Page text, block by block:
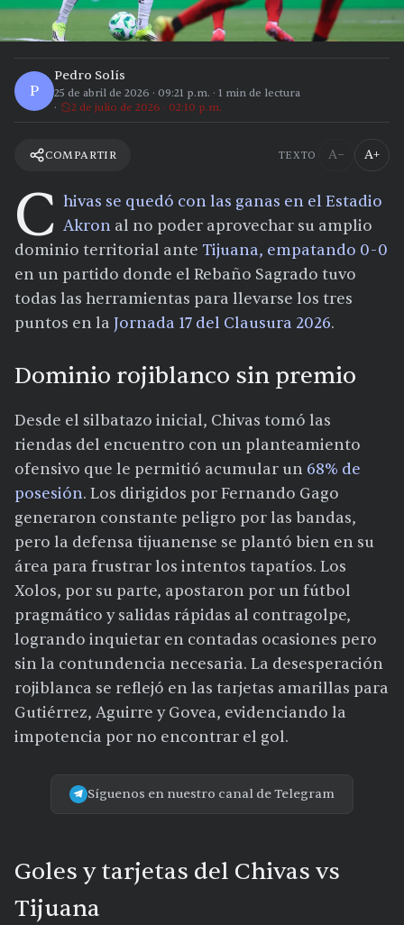
P
Pedro Solís
25 de abril de 2026 · 09:21 p.m. · 1 min de lectura
2 de julio de 2026 · 02:10 p.m.
COMPARTIR TEXTO A− A+
C hivas se quedó con las ganas en el Estadio
Akron al no poder aprovechar su amplio
dominio territorial ante Tijuana, empatando 0-0
en un partido donde el Rebaño Sagrado tuvo
todas las herramientas para llevarse los tres
puntos en la Jornada 17 del Clausura 2026.
Dominio rojiblanco sin premio
Desde el silbatazo inicial, Chivas tomó las
riendas del encuentro con un planteamiento
ofensivo que le permitió acumular un 68% de
posesión. Los dirigidos por Fernando Gago
generaron constante peligro por las bandas,
pero la defensa tijuanense se plantó bien en su
área para frustrar los intentos tapatíos. Los
Xolos, por su parte, apostaron por un fútbol
pragmático y salidas rápidas al contragolpe,
logrando inquietar en contadas ocasiones pero
sin la contundencia necesaria. La desesperación
rojiblanca se reflejó en las tarjetas amarillas para
Gutiérrez, Aguirre y Govea, evidenciando la
impotencia por no encontrar el gol.
Síguenos en nuestro canal de Telegram
Goles y tarjetas del Chivas vs
Tijuana